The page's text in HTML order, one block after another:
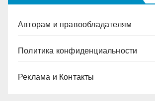
Авторам и правообладателям
Политика конфиденциальности
Реклама и Контакты